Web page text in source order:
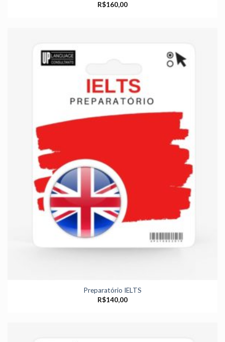
R$160,00
Preparatório IELTS
R$140,00